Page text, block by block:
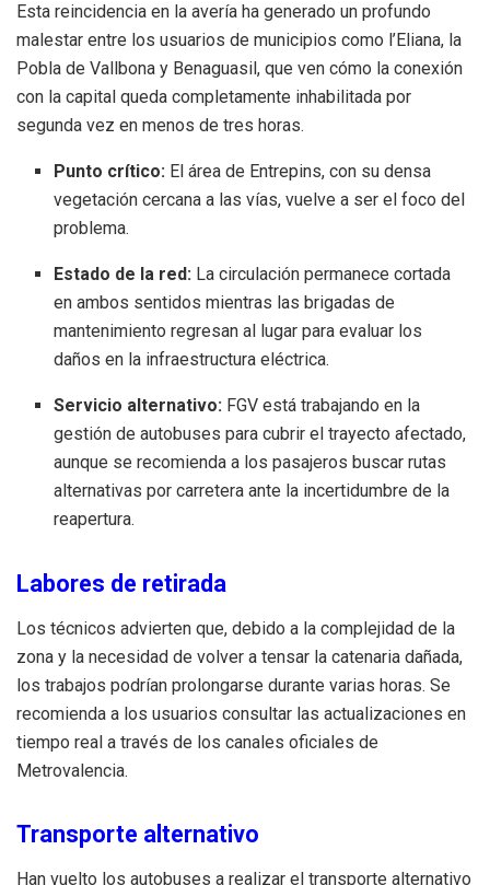
Esta reincidencia en la avería ha generado un profundo
malestar entre los usuarios de municipios como l’Eliana, la
Pobla de Vallbona y Benaguasil, que ven cómo la conexión
con la capital queda completamente inhabilitada por
segunda vez en menos de tres horas.
Punto crítico: El área de Entrepins, con su densa
vegetación cercana a las vías, vuelve a ser el foco del
problema.
Estado de la red: La circulación permanece cortada
en ambos sentidos mientras las brigadas de
mantenimiento regresan al lugar para evaluar los
daños en la infraestructura eléctrica.
Servicio alternativo: FGV está trabajando en la
gestión de autobuses para cubrir el trayecto afectado,
aunque se recomienda a los pasajeros buscar rutas
alternativas por carretera ante la incertidumbre de la
reapertura.
Labores de retirada
Los técnicos advierten que, debido a la complejidad de la
zona y la necesidad de volver a tensar la catenaria dañada,
los trabajos podrían prolongarse durante varias horas. Se
recomienda a los usuarios consultar las actualizaciones en
tiempo real a través de los canales oficiales de
Metrovalencia.
Transporte alternativo
Han vuelto los autobuses a realizar el transporte alternativo